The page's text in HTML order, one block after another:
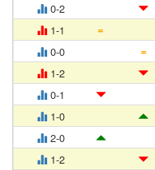
0-2
1-1
=
0-0
=
1-2
0-1
1-0
2-0
1-2